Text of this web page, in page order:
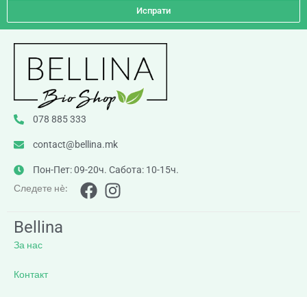
Испрати
078 885 333
contact@bellina.mk
Пон-Пет: 09-20ч. Сабота: 10-15ч.
Следете нè:
Bellina
За нас
Контакт